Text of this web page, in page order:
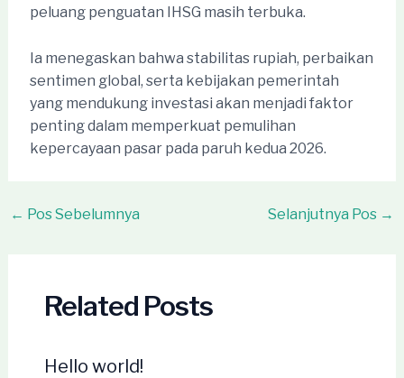
peluang penguatan IHSG masih terbuka.
Ia menegaskan bahwa stabilitas rupiah, perbaikan
sentimen global, serta kebijakan pemerintah
yang mendukung investasi akan menjadi faktor
penting dalam memperkuat pemulihan
kepercayaan pasar pada paruh kedua 2026.
Post
← Pos Sebelumnya Selanjutnya Pos →
Related Posts
Hello world!